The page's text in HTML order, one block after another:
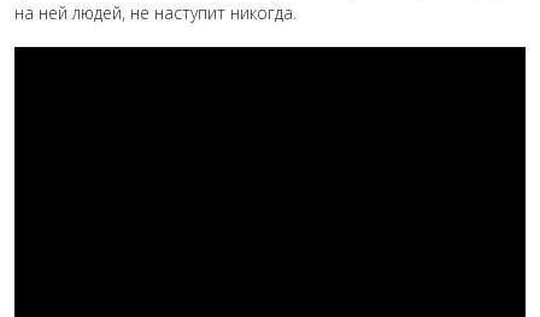
на ней людей, не наступит никогда.